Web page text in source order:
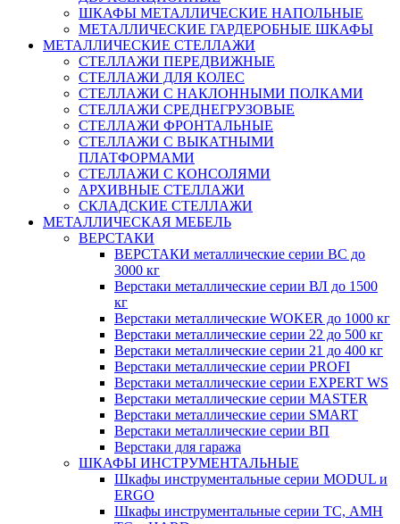
ШКАФЫ МЕТАЛЛИЧЕСКИЕ НАПОЛЬНЫЕ
МЕТАЛЛИЧЕСКИЕ ГАРДЕРОБНЫЕ ШКАФЫ
МЕТАЛЛИЧЕСКИЕ СТЕЛЛАЖИ
СТЕЛЛАЖИ ПЕРЕДВИЖНЫЕ
СТЕЛЛАЖИ ДЛЯ КОЛЕС
СТЕЛЛАЖИ С НАКЛОННЫМИ ПОЛКАМИ
СТЕЛЛАЖИ СРЕДНЕГРУЗОВЫЕ
СТЕЛЛАЖИ ФРОНТАЛЬНЫЕ
СТЕЛЛАЖИ С ВЫКАТНЫМИ
ПЛАТФОРМАМИ
СТЕЛЛАЖИ С КОНСОЛЯМИ
АРХИВНЫЕ СТЕЛЛАЖИ
СКЛАДСКИЕ СТЕЛЛАЖИ
МЕТАЛЛИЧЕСКАЯ МЕБЕЛЬ
ВЕРСТАКИ
ВЕРСТАКИ металлические серии ВС до
3000 кг
Верстаки металлические серии ВЛ до 1500
кг
Верстаки металлические WOKER до 1000 кг
Верстаки металлические серии 22 до 500 кг
Верстаки металлические серии 21 до 400 кг
Верстаки металлические серии PROFI
Верстаки металлические серии EXPERT WS
Верстаки металлические серии MASTER
Верстаки металлические серии SMART
Верстаки металлические серии ВП
Верстаки для гаража
ШКАФЫ ИНСТРУМЕНТАЛЬНЫЕ
Шкафы инструментальные серии MODUL и
ERGO
Шкафы инструментальные серии ТС, АМН